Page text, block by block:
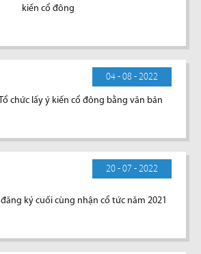
kiến cổ đông
04 - 08 - 2022
chức lấy ý kiến cổ đông bằng văn bản
20 - 07 - 2022
ký cuối cùng nhận cổ tức năm 2021